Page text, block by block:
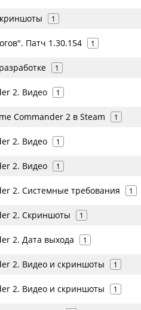
1
Патч 1.30.154 1
1
2. Видео 1
Commander 2 в Steam 1
2. Видео 1
2. Видео 1
2. Системные требования 1
2. Скриншоты 1
2. Дата выхода 1
2. Видео и скриншоты 1
2. Видео и скриншоты 1